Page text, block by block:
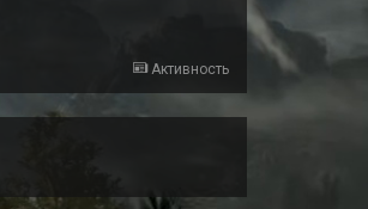
Активность